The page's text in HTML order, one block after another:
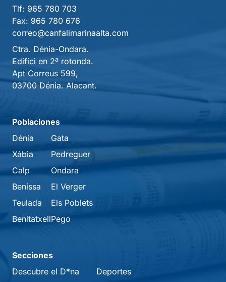
Tlf: 965 780 703
Fax: 965 780 676
correo@canfalimarinaalta.com
Ctra. Dénia-Ondara.
Edifici en 2ª rotonda.
Apt Correus 599,
03700 Dénia. Alacant.
Poblaciones
Dénia
Xábia
Calp
Benissa
Teulada
Benitatxell
Gata
Pedreguer
Ondara
El Verger
Els Poblets
Pego
Secciones
Descubre el D*na
Deportes